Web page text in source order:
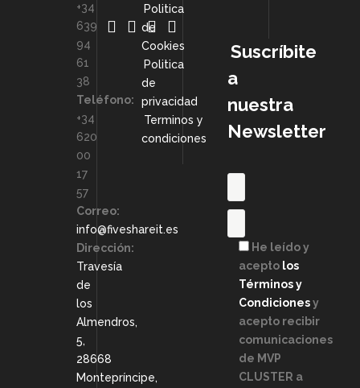
+34
639
94
61
38
Teléfono:
+34
620
00
17
57
Correo:
info@fiveshareit.es
Dirección:
Travesía
de
los
Almendros,
5,
28668
Montepríncipe,
Politica
de
Cookies
Politica
de
privacidad
Terminos y
condiciones
Suscríbite
a
nuestra
Newsletter
He leído y
acepto los
Términos y
Condicionesy
acepto recibir
comunicaciones
de MVP
CLUSTER a